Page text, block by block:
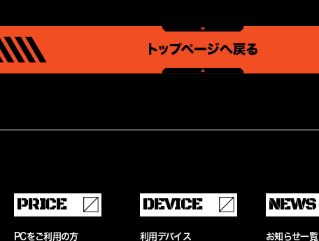
PRICE
PCをご利用の方
DEVICE
利用デバイス
NEWS
お知らせ一覧